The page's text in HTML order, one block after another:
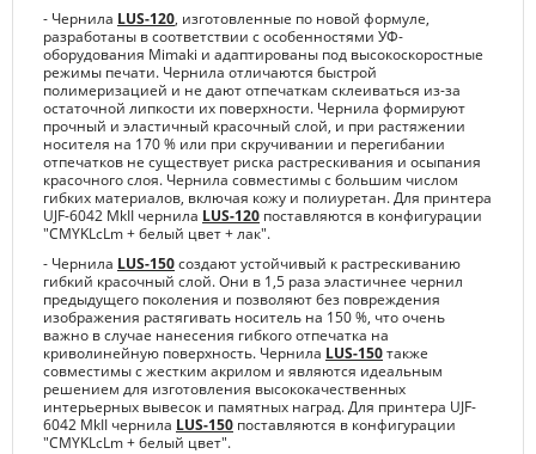
- Чернила LUS-120, изготовленные по новой формуле,
разработаны в соответствии с особенностями УФ-
оборудования Mimaki и адаптированы под высокоскоростные
режимы печати. Чернила отличаются быстрой
полимеризацией и не дают отпечаткам склеиваться из-за
остаточной липкости их поверхности. Чернила формируют
прочный и эластичный красочный слой, и при растяжении
носителя на 170 % или при скручивании и перегибании
отпечатков не существует риска растрескивания и осыпания
красочного слоя. Чернила совместимы с большим числом
гибких материалов, включая кожу и полиуретан. Для принтера
UJF-6042 MkII чернила LUS-120 поставляются в конфигурации
"CMYKLcLm + белый цвет + лак".
- Чернила LUS-150создают устойчивый к растрескиванию
гибкий красочный слой. Они в 1,5 раза эластичнее чернил
предыдущего поколения и позволяют без повреждения
изображения растягивать носитель на 150 %, что очень
важно в случае нанесения гибкого отпечатка на
криволинейную поверхность. Чернила LUS-150также
совместимы с жестким акрилом и являются идеальным
решением для изготовления высококачественных
интерьерных вывесок и памятных наград. Для принтера UJF-
6042 MkII чернила LUS-150 поставляются в конфигурации
"CMYKLcLm + белый цвет".